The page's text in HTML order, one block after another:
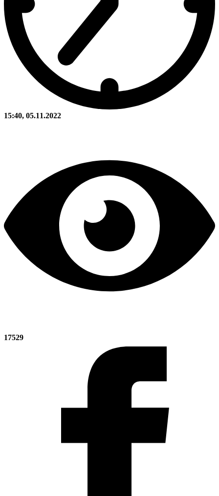
15:40, 05.11.2022
17529